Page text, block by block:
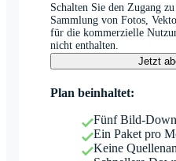
Schalten Sie den Zugang
Sammlung von Fotos,
für die kommerzielle
nicht enthalten.
Jetzt
Plan beinhaltet:
Fünf Bild-
Ein Paket pro
Keine